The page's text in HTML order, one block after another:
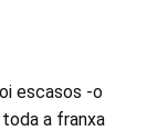
escasos -o
a franxa